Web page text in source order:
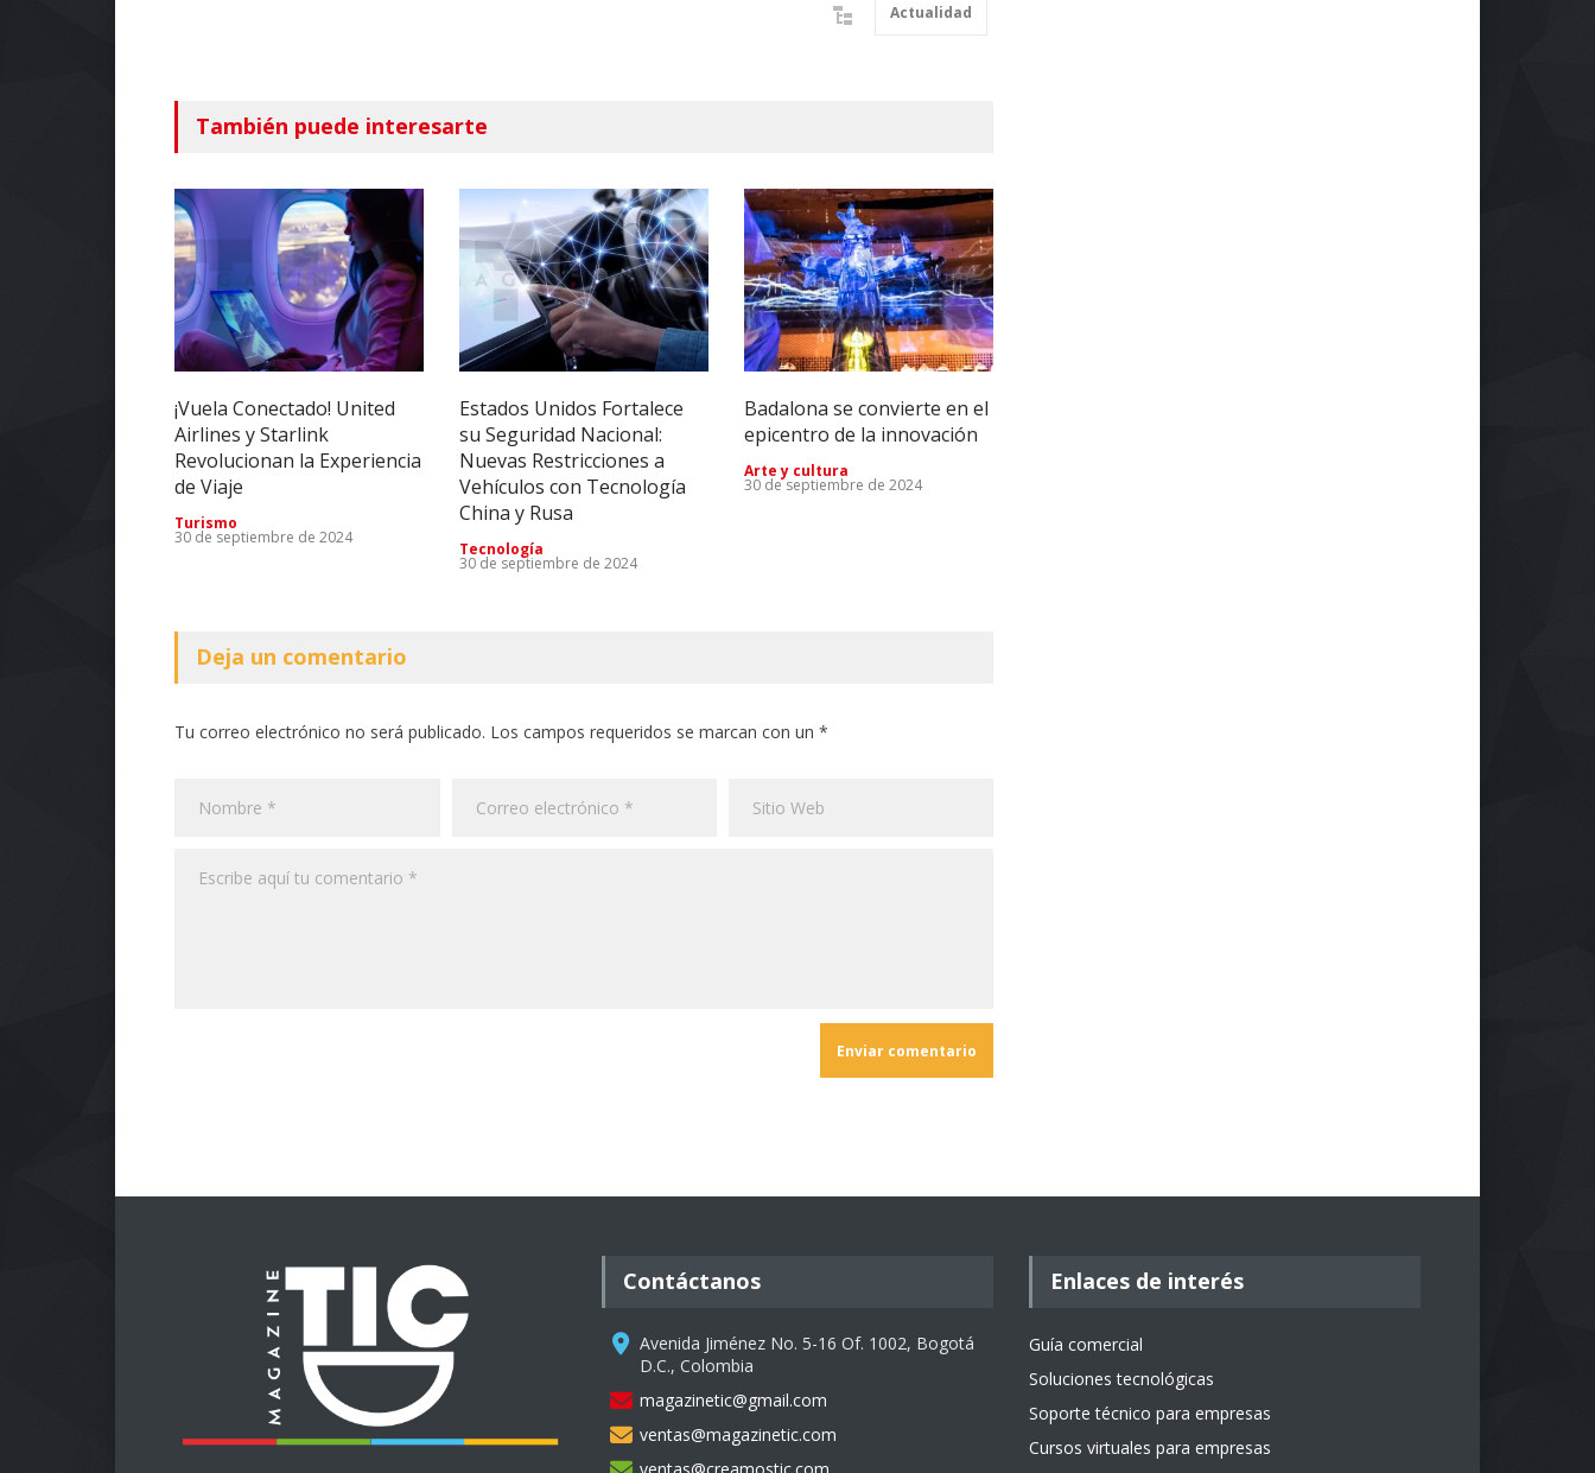
Actualidad
También puede interesarte
¡Vuela Conectado! United
Airlines y Starlink
Revolucionan la Experiencia
de Viaje
Turismo
30 de septiembre de 2024
Estados Unidos Fortalece
su Seguridad Nacional:
Nuevas Restricciones a
Vehículos con Tecnología
China y Rusa
Tecnología
30 de septiembre de 2024
Badalona se convierte en el
epicentro de la innovación
Arte y cultura
30 de septiembre de 2024
Deja un comentario
Tu correo electrónico no será publicado. Los campos requeridos se marcan con un *
Contáctanos
Avenida Jiménez No. 5-16 Of. 1002, Bogotá
D.C., Colombia
magazinetic@gmail.com
ventas@magazinetic.com
Enlaces de interés
Guía comercial
Soluciones tecnológicas
Soporte técnico para empresas
Cursos virtuales para empresas